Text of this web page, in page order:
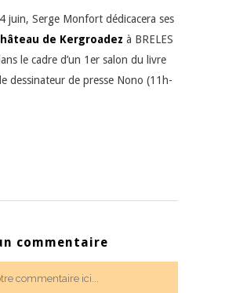
juin, Serge Monfort dédicacera ses
de Kergroadez à BRELES
le cadre d’un 1er salon du livre
dessinateur de presse Nono (11h-
commentaire